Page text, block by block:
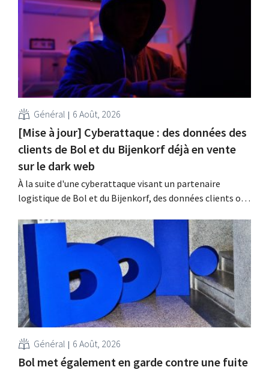
obstacle. Les conditions sont-elles équitables pour tous
Général 6 Août, 2026
[Mise à jour] Cyberattaque : des données des
clients de Bol et du Bijenkorf déjà en vente
sur le dark web
À la suite d'une cyberattaque visant un partenaire
logistique de Bol et du Bijenkorf, des données clients ont
vente sur le dark web. Les enseignes appellent leurs
clients à la vigilance face au hameçonnage.
Général 6 Août, 2026
Bol met également en garde contre une fuite